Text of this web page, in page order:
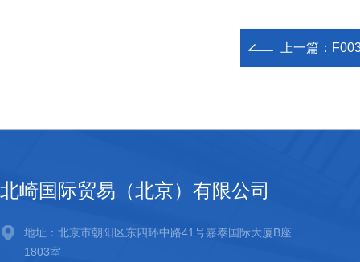
上一篇：
北崎国际贸易（北京）有限公司
地址：北京市朝阳区东四环中路41号嘉泰国际大厦B座
1803室